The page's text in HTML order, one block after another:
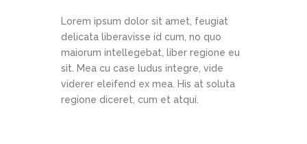
Lorem ipsum dolor sit amet, feugiat
delicata liberavisse id cum, no quo
maiorum intellegebat, liber regione eu
sit. Mea cu case ludus integre, vide
viderer eleifend ex mea. His at soluta
regione diceret, cum et atqui.